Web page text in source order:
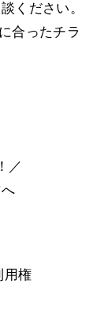
ください。
合ったチラ
／
用権